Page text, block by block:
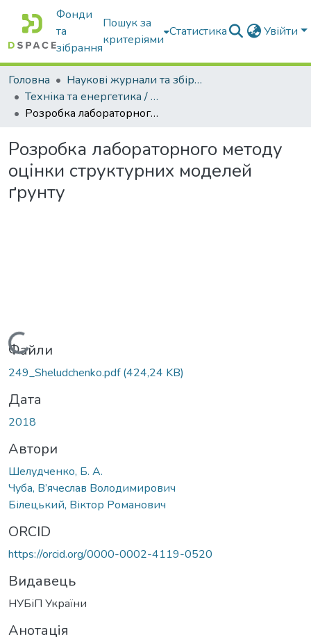
Фонди
та
зібрання
Пошук за
критеріями
Статистика Увійти
Головна
Наукові журнали та збірники видань
Техніка та енергетика / Machinery & Energetics
Розробка лабораторного методу оцінки структурних моделей ґрунту
Розробка лабораторного методу
оцінки структурних моделей
ґрунту
Вантажиться...
Файли
249_Sheludchenko.pdf(424,24 KB)
Дата
2018
Автори
Шелудченко, Б. А.
Чуба, В’ячеслав Володимирович
Білецький, Віктор Романович
ORCID
https://orcid.org/0000-0002-4119-0520
Видавець
НУБіП України
Анотація